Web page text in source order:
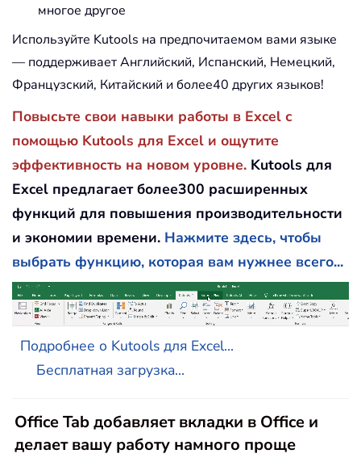
многое другое
Используйте Kutools на предпочитаемом вами языке
— поддерживает Английский, Испанский, Немецкий,
Французский, Китайский и более40 других языков!
Повысьте свои навыки работы в Excel с
помощью Kutools для Excel и ощутите
эффективность на новом уровне. Kutools для
Excel предлагает более300 расширенных
функций для повышения производительности
и экономии времени. Нажмите здесь, чтобы
выбрать функцию, которая вам нужнее всего...
Подробнее о Kutools для Excel...
Бесплатная загрузка...
Office Tab добавляет вкладки в Office и
делает вашу работу намного проще